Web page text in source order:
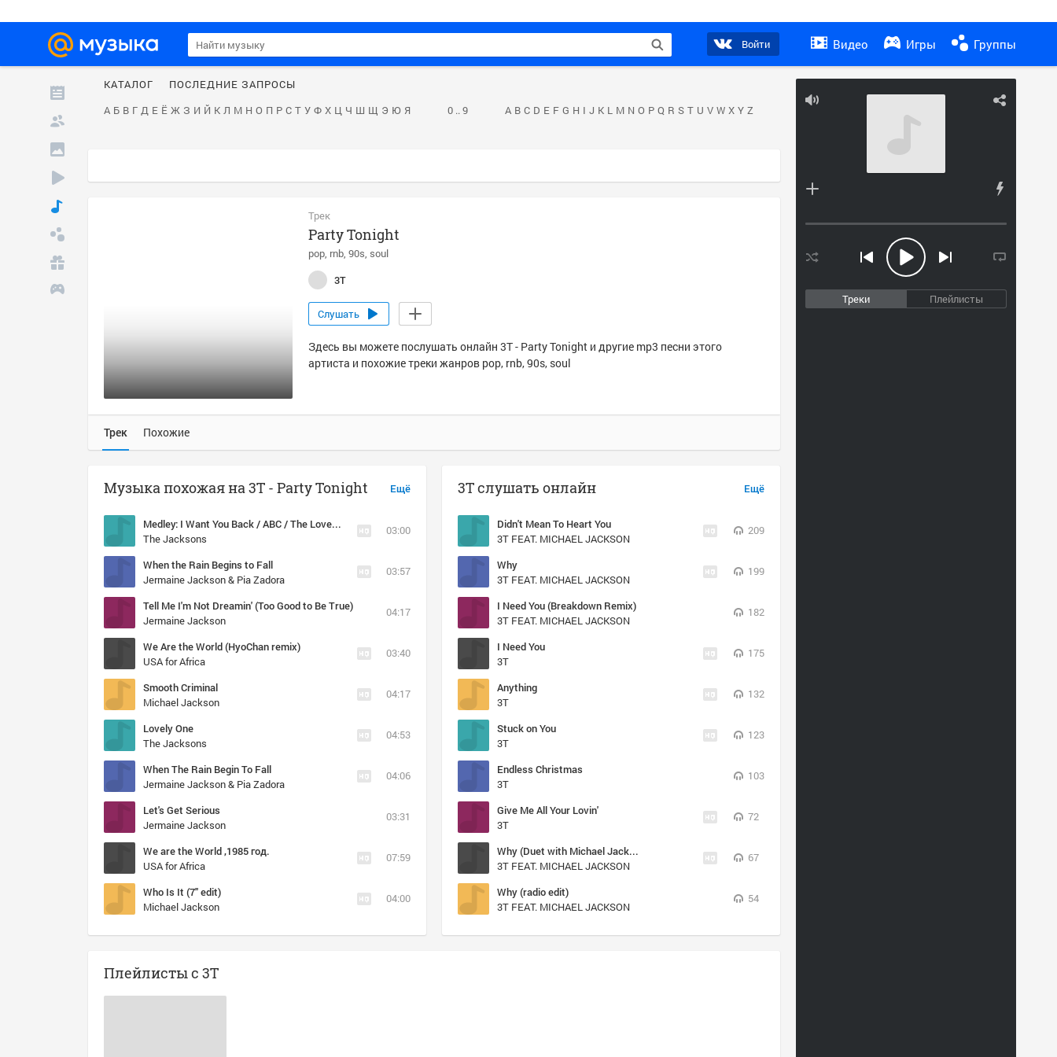
Войти Видео Игры Группы
Треки Плейлисты
КАТАЛОГ
ПОСЛЕДНИЕ ЗАПРОСЫ
А Б В Г Д Е Ё Ж З И Й К Л М Н О П Р С Т У Ф Х Ц Ч Ш Щ Э Ю Я 0 .. 9 A B C D E F G H I J K L M N O P Q R S T U V W X Y Z
Трек
Party Tonight
pop rnb 90s soul
3T
Слушать
Здесь вы можете послушать онлайн 3T - Party Tonight и другие mp3 песни этого
артиста и похожие треки жанров pop, rnb, 90s, soul
Трек Похожие
Ещё
Музыка похожая на 3T - Party Tonight
Medley: I Want You Back / ABC / The Love You Save (Live from the 1981 U.S. Tour)
The Jacksons
03:00
When the Rain Begins to Fall
Jermaine Jackson & Pia Zadora
03:57
Tell Me I'm Not Dreamin' (Too Good to Be True)
Jermaine Jackson
04:17
We Are the World (HyoChan remix)
USA for Africa
03:40
Smooth Criminal
Michael Jackson
04:17
Lovely One
The Jacksons
04:53
When The Rain Begin To Fall
Jermaine Jackson & Pia Zadora
04:06
Let's Get Serious
Jermaine Jackson
03:31
We are the World ,1985 год.
USA for Africa
07:59
Who Is It (7" edit)
Michael Jackson
04:00
Ещё
3T слушать онлайн
Didn't Mean To Heart You
3T FEAT. MICHAEL JACKSON
209
Why
3T FEAT. MICHAEL JACKSON
199
I Need You (Breakdown Remix)
3T FEAT. MICHAEL JACKSON
182
I Need You
3T
175
Anything
3T
132
Stuck on You
3T
123
Endless Christmas
3T
103
Give Me All Your Lovin'
3T
72
Why (Duet with Michael Jackson) (Duet with Michael Jackson)
3T FEAT. MICHAEL JACKSON
67
Why (radio edit)
3T FEAT. MICHAEL JACKSON
54
Плейлисты с 3T